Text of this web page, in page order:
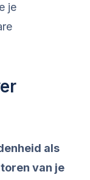
je
als
van je